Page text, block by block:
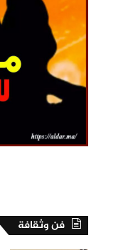
فن وثقافة